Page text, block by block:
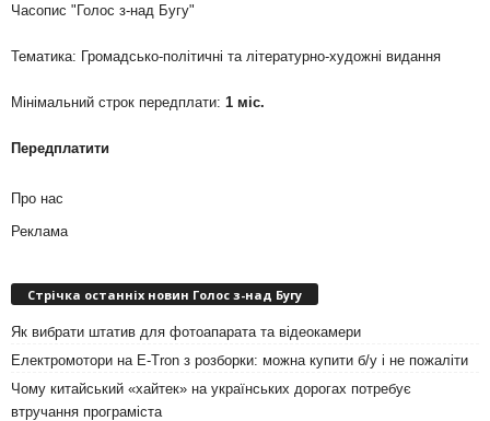
Часопис "Голос з-над Бугу"
Тематика: Громадсько-політичні та літературно-художні видання
Мінімальний строк передплати: 1 міс.
Передплатити
Про нас
Реклама
Стрічка останніх новин Голос з-над Бугу
Як вибрати штатив для фотоапарата та відеокамери
Електромотори на E-Tron з розборки: можна купити б/у і не пожаліти
Чому китайський «хайтек» на українських дорогах потребує
втручання програміста